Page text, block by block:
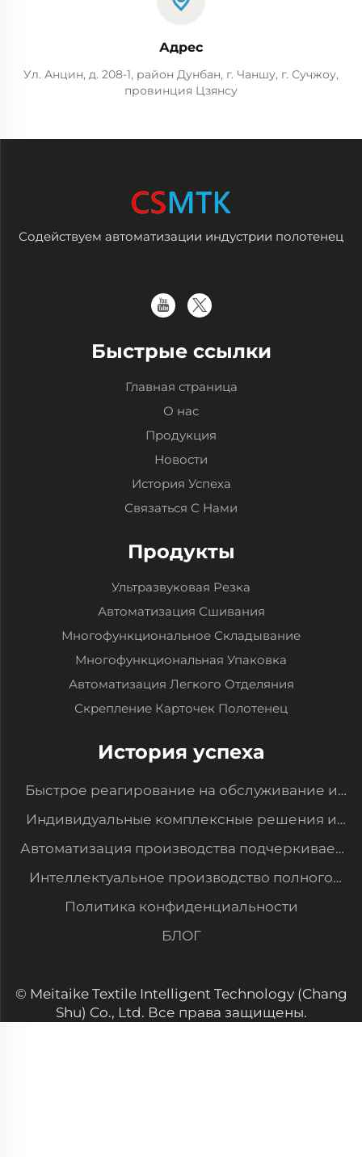
Адрес
Ул. Анцин, д. 208-1, район Дунбан, г. Чаншу, г. Сучжоу,
провинция Цзянсу
Содействуем автоматизации индустрии полотенец
Быстрые ссылки
Главная страница
О нас
Продукция
Новости
История Успеха
Связаться С Нами
Продукты
Ультразвуковая Резка
Автоматизация Сшивания
Многофункциональное Складывание
Многофункциональная Упаковка
Автоматизация Легкого Отделяния
Скрепление Карточек Полотенец
История успеха
Быстрое реагирование на обслуживание и
модернизация оборудования для
Индивидуальные комплексные решения и
система управления данными
Автоматизация производства подчеркивает
наше преимущество в цене и обеспечивает
крупные заказы клиентов
Интеллектуальное производство полного
цикла — аккуратное и упорядоченное
Политика конфиденциальности
БЛОГ
© Meitaike Textile Intelligent Technology (Chang
Shu) Co., Ltd. Все права защищены.